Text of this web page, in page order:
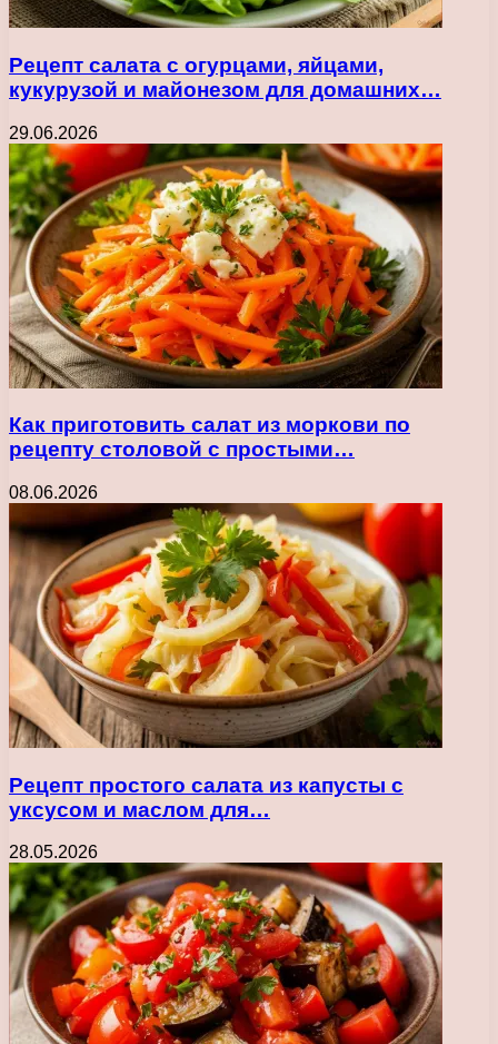
Рецепт салата с огурцами, яйцами,
кукурузой и майонезом для домашних…
29.06.2026
Как приготовить салат из моркови по
рецепту столовой с простыми…
08.06.2026
Рецепт простого салата из капусты с
уксусом и маслом для…
28.05.2026